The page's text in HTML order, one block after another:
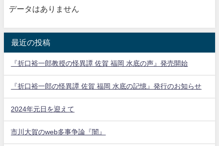
データはありません
最近の投稿
『折口裕一郎教授の怪異譚 佐賀 福岡 水底の声』発売開始
『折口裕一郎の怪異譚 佐賀 福岡 水底の記憶』発行のお知らせ
2024年元日を迎えて
市川大賀のweb多事争論『闇』